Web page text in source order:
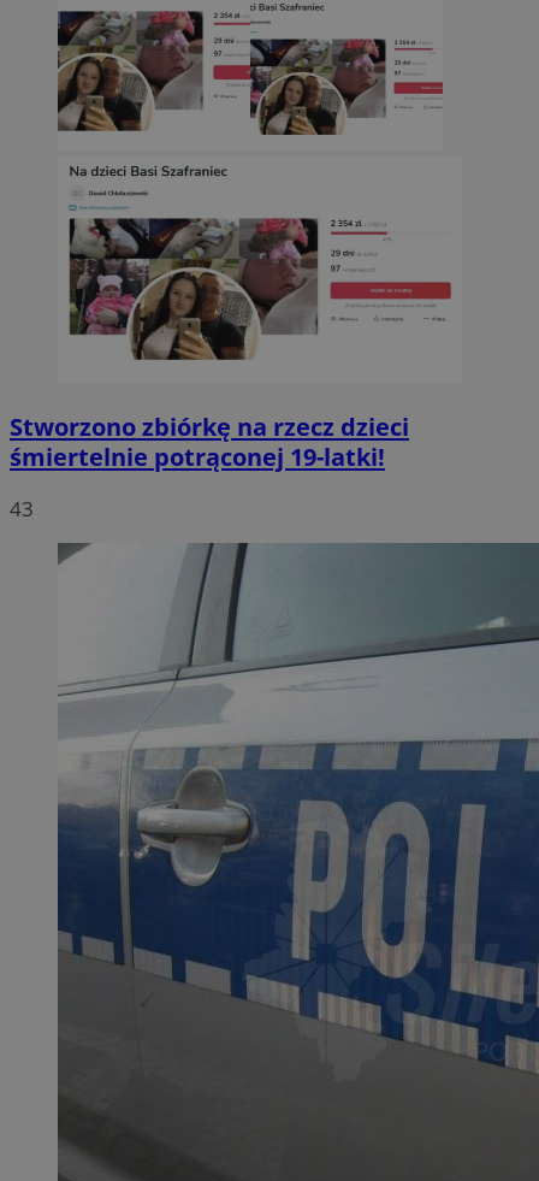
Stworzono zbiórkę na rzecz dzieci
śmiertelnie potrąconej 19-latki!
43